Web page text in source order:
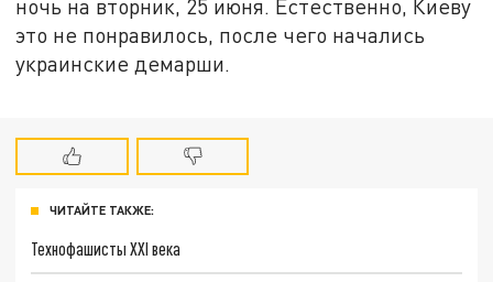
ночь на вторник, 25 июня. Естественно, Киеву
это не понравилось, после чего начались
украинские демарши.
ЧИТАЙТЕ ТАКЖЕ:
Технофашисты XXI века